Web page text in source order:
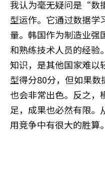
我认为毫无疑问是“数
型运作。它通过数据学
量。韩国作为制造业强
和熟练技术人员的经验
知识，是其他国家难以
型得分80分，但如果
也会非常出色。反之，
足，成果也必然有限。
用竞争中有很大的胜算。